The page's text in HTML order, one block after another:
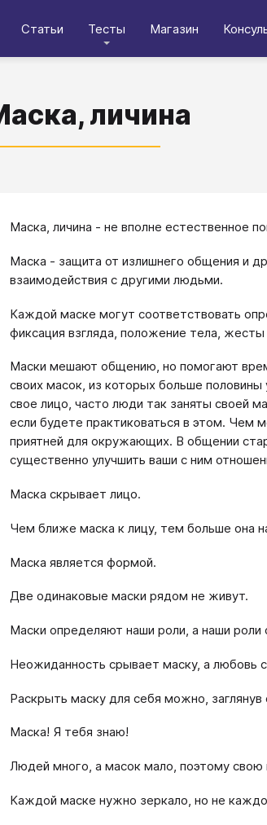
Статьи Тесты Магазин
личина
Маска, личина - не вполне естественное
Маска - защита от излишнего общения и
взаимодействия с другими людьми.
Каждой маске могут соответствовать
фиксация взгляда, положение тела, жесты
Маски мешают общению, но помогают
своих масок, из которых больше
свое лицо, часто люди так заняты своей
если будете практиковаться в этом. Чем
приятней для окружающих. В общении
существенно улучшить ваши с ним
Маска скрывает лицо.
Чем ближе маска к лицу, тем больше она
Маска является формой.
Две одинаковые маски рядом не живут.
Маски определяют наши роли, а наши
Неожиданность срывает маску, а любовь
Раскрыть маску для себя можно, заглянув
Маска! Я тебя знаю!
Людей много, а масок мало, поэтому
Каждой маске нужно зеркало, но не